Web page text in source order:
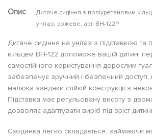
Опис
Дитяче сидіння з поліуретановим
унітаз, рожеве, арт. BH-122P
Дитяче сидіння на унітаз з підставкою та
кільцем BH-122 допоможе вашій дитині
самостійного користування дорослим
забезпечує зручний і безпечний доступ,
малюка завдяки стійкій конструкції з
Підставка має регульовану висоту з
дозволяє адаптувати виріб під зріст
Сходинка легко складається, займаючи